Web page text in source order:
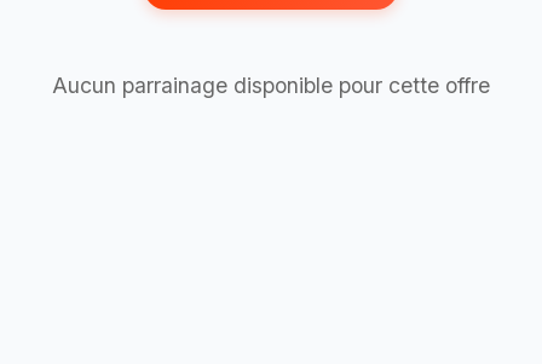
Aucun parrainage disponible pour cette offre